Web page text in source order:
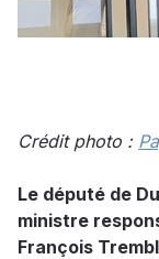
Crédit photo :
Le député de
ministre
François